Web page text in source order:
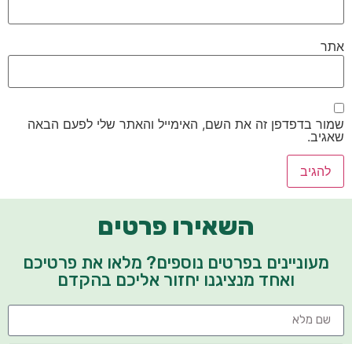
אתר
שמור בדפדפן זה את השם, האימייל והאתר שלי לפעם הבאה
שאגיב.
השאירו פרטים
מעוניינים בפרטים נוספים? מלאו את פרטיכם
ואחד מנציגנו יחזור אליכם בהקדם